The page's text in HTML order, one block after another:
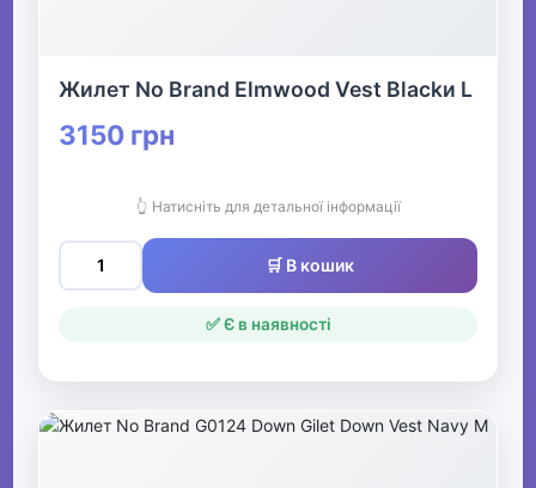
Жилет No Brand Elmwood Vest Blackи L
3150 грн
👆 Натисніть для детальної інформації
🛒 В кошик
✅ Є в наявності